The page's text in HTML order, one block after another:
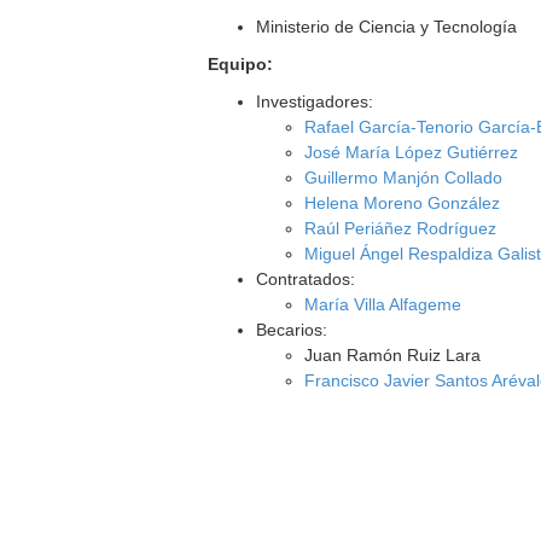
Ministerio de Ciencia y Tecnología
Equipo:
Investigadores:
Rafael García-Tenorio García-
José María López Gutiérrez
Guillermo Manjón Collado
Helena Moreno González
Raúl Periáñez Rodríguez
Miguel Ángel Respaldiza
Contratados:
María Villa Alfageme
Becarios:
Juan Ramón Ruiz Lara
Francisco Javier Santos